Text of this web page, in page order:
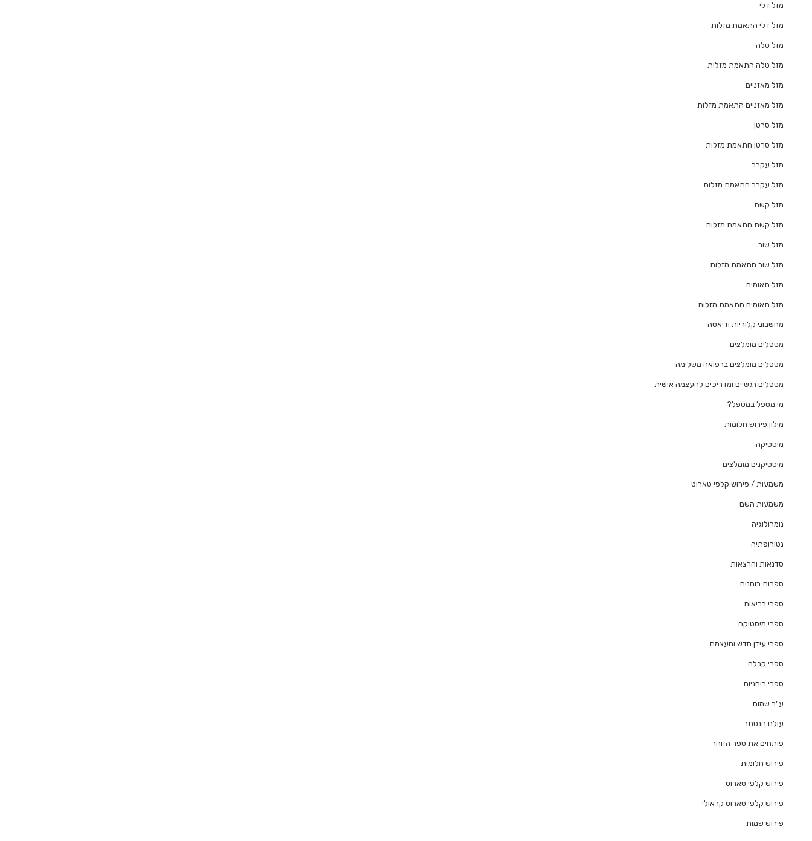
מזל דלי
מזל דלי התאמת מזלות
מזל טלה
מזל טלה התאמת מזלות
מזל מאזניים
מזל מאזניים התאמת מזלות
מזל סרטן
מזל סרטן התאמת מזלות
מזל עקרב
מזל עקרב התאמת מזלות
מזל קשת
מזל קשת התאמת מזלות
מזל שור
מזל שור התאמת מזלות
מזל תאומים
מזל תאומים התאמת מזלות
מחשבוני קלוריות ודיאטה
מטפלים מומלצים
מטפלים מומלצים ברפואה משלימה
מטפלים רגשיים ומדריכים להעצמה אישית
מי מטפל במטפל?
מילון פירוש חלומות
מיסטיקה
מיסטיקנים מומלצים
משמעות / פירוש קלפי טארוט
משמעות השם
נומרולוגיה
נטורופתיה
סדנאות והרצאות
ספרות רוחנית
ספרי בריאות
ספרי מיסטיקה
ספרי עידן חדש והעצמה
ספרי קבלה
ספרי רוחניות
ע"ב שמות
עולם הנסתר
פותחים את ספר הזוהר
פירוש חלומות
פירוש קלפי טארוט
פירוש קלפי טארוט קראולי
פירוש שמות